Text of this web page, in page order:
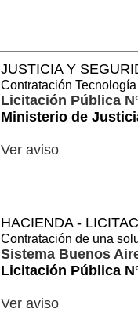
JUSTICIA Y
Contratación
Licitación Pública
Ministerio de
Ver aviso
HACIENDA -
Contratación de una
Sistema Buenos
Licitación Pública
Ver aviso